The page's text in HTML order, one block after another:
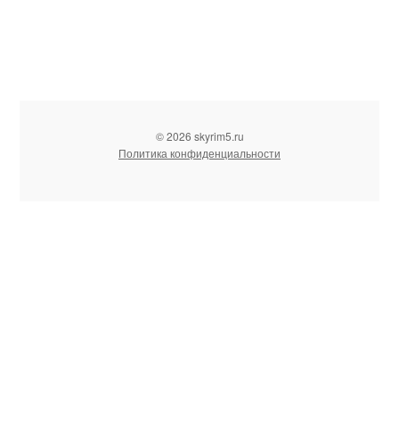
© 2026 skyrim5.ru
Политика конфиденциальности